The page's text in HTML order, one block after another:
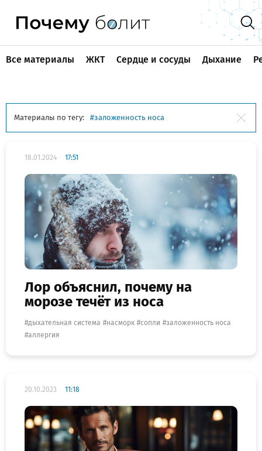
Все материалы ЖКТ Сердце и сосуды Дыхание
Материалы по тегу: заложенность носа
18.01.2024 17:51
Лор объяснил, почему на
морозе течёт из носа
дыхательная система насморк сопли
заложенность носа
аллергия
20.10.2023 11:18